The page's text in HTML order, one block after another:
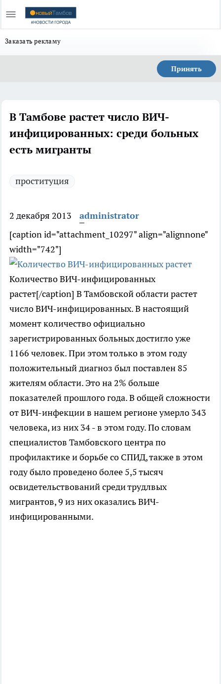
Заказать рекламу
Принять
В Тамбове растет число ВИЧ-
инфицированных: среди больных
есть мигранты
проституция
2 декабря 2013
administrator
[caption id="attachment_10297" align="alignnone"
width="742"]
Количество ВИЧ-инфицированных
растет[/caption] В Тамбовской области растет
число ВИЧ-инфицированных. В настоящий
момент количество официально
зарегистрированных больных достигло уже
1166 человек. При этом только в этом году
положительный диагноз был поставлен 85
жителям области. Это на 2% больше
показателей прошлого года. В общей сложности
от ВИЧ-инфекции в нашем регионе умерло 343
человека, из них 34 - в этом году. По словам
специалистов Тамбовского центра по
профилактике и борьбе со СПИД, также в этом
году было проведено более 5,5 тысяч
освидетельствований среди трудлвых
мигрантов, 9 из них оказались ВИЧ-
инфицированными.